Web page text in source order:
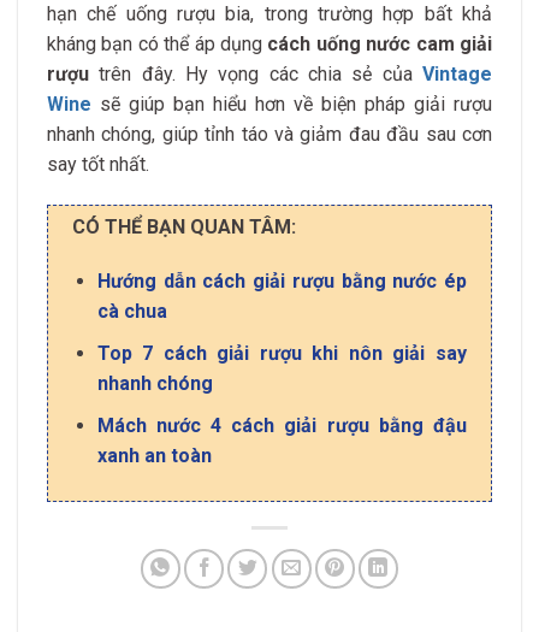
hạn chế uống rượu bia, trong trường hợp bất khả
kháng bạn có thể áp dụng cách uống nước cam giải
rượu trên đây. Hy vọng các chia sẻ của Vintage
Wine sẽ giúp bạn hiểu hơn về biện pháp giải rượu
nhanh chóng, giúp tỉnh táo và giảm đau đầu sau cơn
say tốt nhất.
CÓ THỂ BẠN QUAN TÂM:
Hướng dẫn cách giải rượu bằng nước ép
cà chua
Top 7 cách giải rượu khi nôn giải say
nhanh chóng
Mách nước 4 cách giải rượu bằng đậu
xanh an toàn